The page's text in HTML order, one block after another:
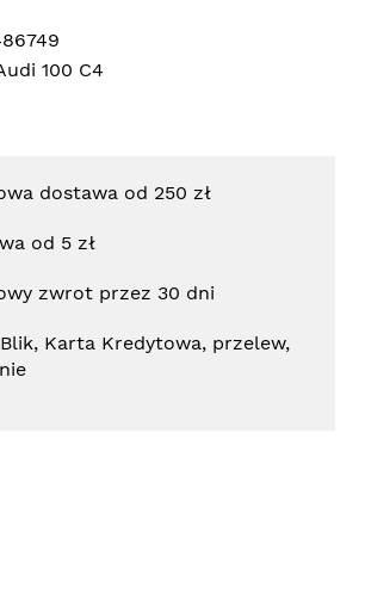
100 C4
dostawa od 250 zł
od 5 zł
zwrot przez 30 dni
Blik, Karta Kredytowa, przelew,